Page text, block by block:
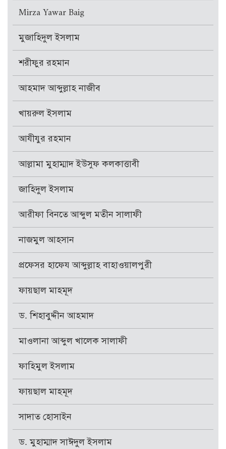
Mirza Yawar Baig
মুজাহিদুল ইসলাম
শরীফুর রহমান
আহমাদ আব্দুল্লাহ নাজীব
খায়রুল ইসলাম
আযীযুর রহমান
আল্লামা মুহাম্মাদ ইউসুফ কলকাত্তাবী
জাহিদুল ইসলাম
আরীফা বিনতে আব্দুল মতীন সালাফী
নাজমুল আহসান
প্রফেসর হাফেয আব্দুল্লাহ বাহাওয়ালপুরী
ফায়ছাল মাহমূদ
ড. শিহাবুদ্দীন আহমাদ
মাওলানা আব্দুল খালেক সালাফী
ফাহিমুল ইসলাম
ফায়ছাল মাহমূদ
সাদাত হোসাইন
ড. মুহাম্মাদ সাঈদুল ইসলাম